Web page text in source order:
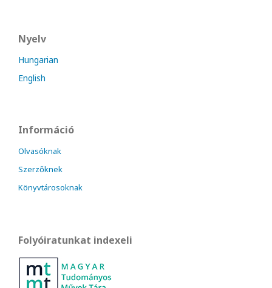
Nyelv
Hungarian
English
Információ
Olvasóknak
Szerzőknek
Könyvtárosoknak
Folyóiratunkat indexeli